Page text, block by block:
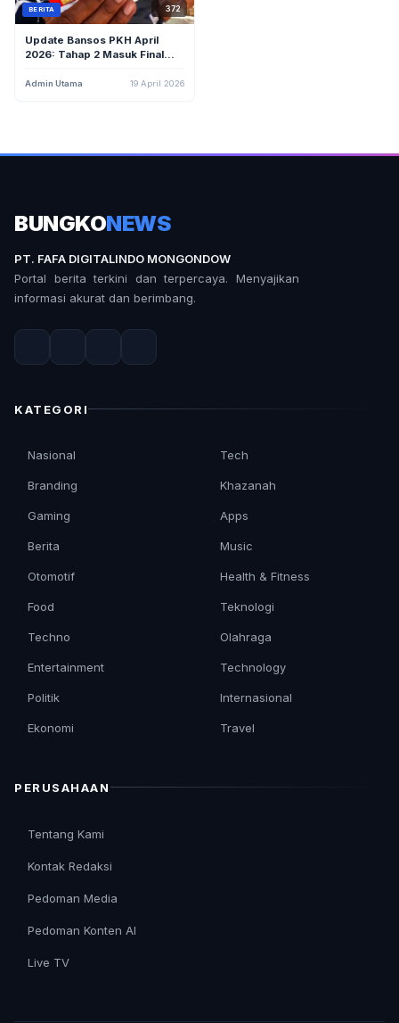
BERITA 372
Update Bansos PKH April
2026: Tahap 2 Masuk Final
Masih Cair
Admin Utama 19 April 2026
BUNGKONEWS
PT. FAFA DIGITALINDO MONGONDOW
Portal berita terkini dan terpercaya. Menyajikan
informasi akurat dan berimbang.
KATEGORI
Nasional
Branding
Gaming
Berita
Otomotif
Tech
Khazanah
Apps
Music
Health & Fitness
Food
Techno
Entertainment
Politik
Ekonomi
Teknologi
Olahraga
Technology
Internasional
Travel
PERUSAHAAN
Tentang Kami
Kontak Redaksi
Pedoman Media
Pedoman Konten AI
Live TV